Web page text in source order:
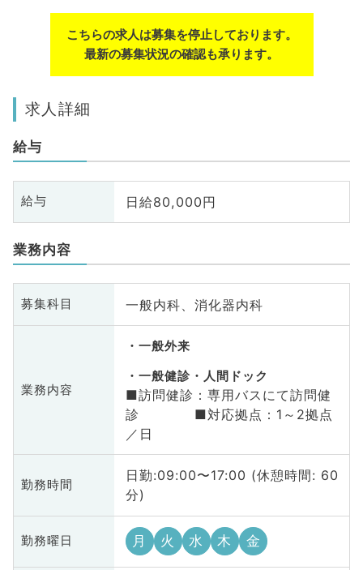
こちらの求人は募集を停止しております。
最新の募集状況の確認も承ります。
求人詳細
給与
給与 日給80,000円
業務内容
募集科目 一般内科、消化器内科
業務内容
一般外来
一般健診・人間ドック
■訪問健診：専用バスにて訪問健
診 ■対応拠点：1～2拠点
／日
勤務時間
日勤:09:00〜17:00 (休憩時間: 60
分)
勤務曜日 月 火 水 木 金